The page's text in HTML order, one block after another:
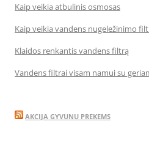
Kaip veikia atbulinis osmosas
Kaip veikia vandens nugeležinimo
Klaidos renkantis vandens filtrą
Vandens filtrai visam namui su
AKCIJA GYVUNU PREKEMS